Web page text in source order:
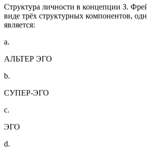
Структура личности в концепции З.
виде трёх структурных компонентов,
является:
a.
АЛЬТЕР ЭГО
b.
СУПЕР-ЭГО
c.
ЭГО
d.